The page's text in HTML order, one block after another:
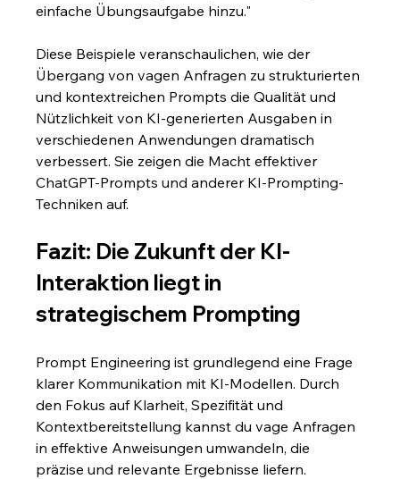
einfache Übungsaufgabe hinzu."
Diese Beispiele veranschaulichen, wie der
Übergang von vagen Anfragen zu strukturierten
und kontextreichen Prompts die Qualität und
Nützlichkeit von KI-generierten Ausgaben in
verschiedenen Anwendungen dramatisch
verbessert. Sie zeigen die Macht effektiver
ChatGPT-Prompts und anderer KI-Prompting-
Techniken auf.
Fazit: Die Zukunft der KI-
Interaktion liegt in
strategischem Prompting
Prompt Engineering ist grundlegend eine Frage
klarer Kommunikation mit KI-Modellen. Durch
den Fokus auf Klarheit, Spezifität und
Kontextbereitstellung kannst du vage Anfragen
in effektive Anweisungen umwandeln, die
präzise und relevante Ergebnisse liefern.